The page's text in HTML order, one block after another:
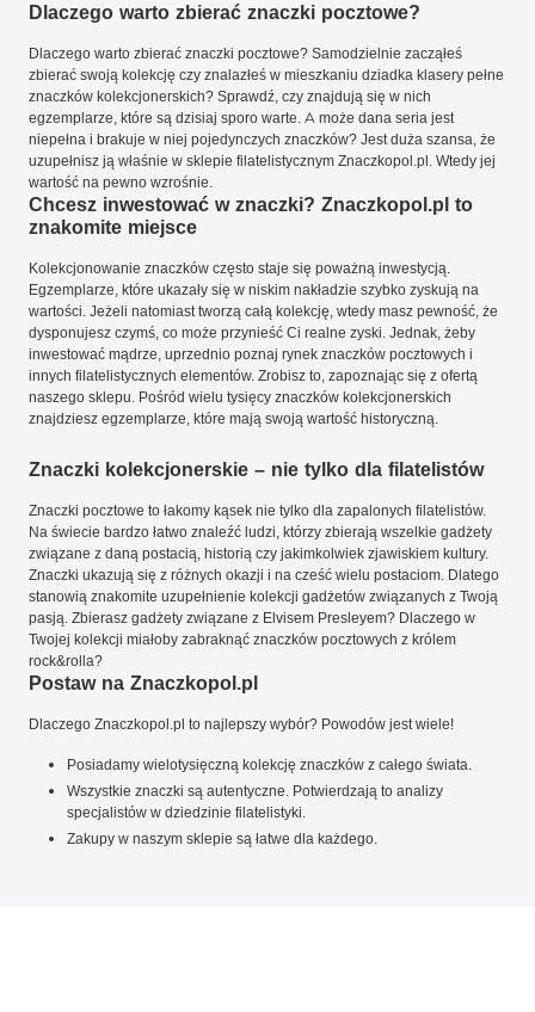
Dlaczego warto zbierać znaczki pocztowe?
Dlaczego warto zbierać znaczki pocztowe? Samodzielnie zacząłeś
zbierać swoją kolekcję czy znalazłeś w mieszkaniu dziadka klasery pełne
znaczków kolekcjonerskich? Sprawdź, czy znajdują się w nich
egzemplarze, które są dzisiaj sporo warte. A może dana seria jest
niepełna i brakuje w niej pojedynczych znaczków? Jest duża szansa, że
uzupełnisz ją właśnie w sklepie filatelistycznym Znaczkopol.pl. Wtedy jej
wartość na pewno wzrośnie.
Chcesz inwestować w znaczki? Znaczkopol.pl to
znakomite miejsce
Kolekcjonowanie znaczków często staje się poważną inwestycją.
Egzemplarze, które ukazały się w niskim nakładzie szybko zyskują na
wartości. Jeżeli natomiast tworzą całą kolekcję, wtedy masz pewność, że
dysponujesz czymś, co może przynieść Ci realne zyski. Jednak, żeby
inwestować mądrze, uprzednio poznaj rynek znaczków pocztowych i
innych filatelistycznych elementów. Zrobisz to, zapoznając się z ofertą
naszego sklepu. Pośród wielu tysięcy znaczków kolekcjonerskich
znajdziesz egzemplarze, które mają swoją wartość historyczną.
Znaczki kolekcjonerskie – nie tylko dla filatelistów
Znaczki pocztowe to łakomy kąsek nie tylko dla zapalonych filatelistów.
Na świecie bardzo łatwo znaleźć ludzi, którzy zbierają wszelkie gadżety
związane z daną postacią, historią czy jakimkolwiek zjawiskiem kultury.
Znaczki ukazują się z różnych okazji i na cześć wielu postaciom. Dlatego
stanowią znakomite uzupełnienie kolekcji gadżetów związanych z Twoją
pasją. Zbierasz gadżety związane z Elvisem Presleyem? Dlaczego w
Twojej kolekcji miałoby zabraknąć znaczków pocztowych z królem
rock&rolla?
Postaw na Znaczkopol.pl
Dlaczego Znaczkopol.pl to najlepszy wybór? Powodów jest wiele!
Posiadamy wielotysięczną kolekcję znaczków z całego świata.
Wszystkie znaczki są autentyczne. Potwierdzają to analizy
specjalistów w dziedzinie filatelistyki.
Zakupy w naszym sklepie są łatwe dla każdego.